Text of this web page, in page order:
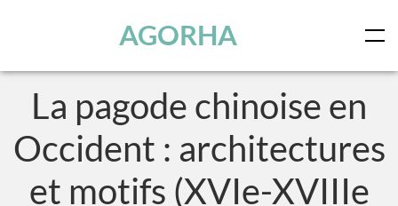
AGORHA
La pagode chinoise en
Occident : architectures
et motifs (XVIe-XVIIIe